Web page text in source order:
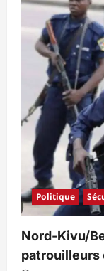
Politique
Nord-Kivu/
patrouilleurs